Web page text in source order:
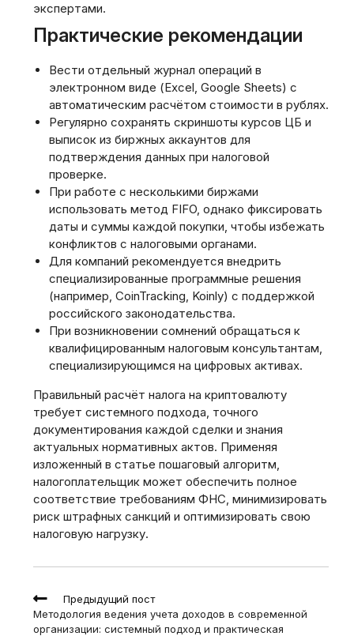
экспертами.
Практические рекомендации
Вести отдельный журнал операций в
электронном виде (Excel‚ Google Sheets) с
автоматическим расчётом стоимости в рублях.
Регулярно сохранять скриншоты курсов ЦБ и
выписок из биржных аккаунтов для
подтверждения данных при налоговой
проверке.
При работе с несколькими биржами
использовать метод FIFO‚ однако фиксировать
даты и суммы каждой покупки‚ чтобы избежать
конфликтов с налоговыми органами.
Для компаний рекомендуется внедрить
специализированные программные решения
(например‚ CoinTracking‚ Koinly) с поддержкой
российского законодательства.
При возникновении сомнений обращаться к
квалифицированным налоговым консультантам‚
специализирующимся на цифровых активах.
Правильный расчёт налога на криптовалюту
требует системного подхода‚ точного
документирования каждой сделки и знания
актуальных нормативных актов. Применяя
изложенный в статье пошаговый алгоритм‚
налогоплательщик может обеспечить полное
соответствие требованиям ФНС‚ минимизировать
риск штрафных санкций и оптимизировать свою
налоговую нагрузку.
Read
more
articles
Предыдущий пост
Методология ведения учета доходов в современной
организации: системный подход и практическая